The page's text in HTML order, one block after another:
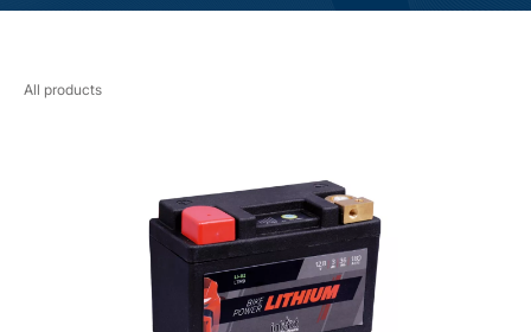
All products